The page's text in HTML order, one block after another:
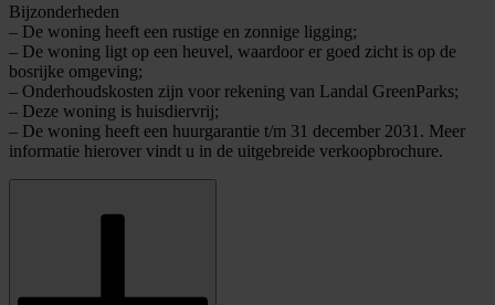
Bijzonderheden
– De woning heeft een rustige en zonnige ligging;
– De woning ligt op een heuvel, waardoor er goed zicht is op de
bosrijke omgeving;
– Onderhoudskosten zijn voor rekening van Landal GreenParks;
– Deze woning is huisdiervrij;
– De woning heeft een huurgarantie t/m 31 december 2031. Meer
informatie hierover vindt u in de uitgebreide verkoopbrochure.